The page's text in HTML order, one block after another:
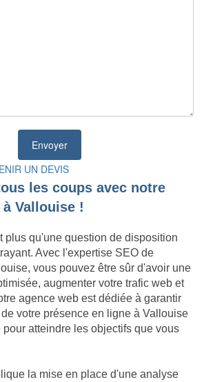
UN DEVIS
les coups avec notre
Vallouise !
plus qu'une question de disposition
Avec l'expertise SEO de
vous pouvez être sûr d'avoir une
augmenter votre trafic web et
agence web est dédiée à garantir
votre présence en ligne à Vallouise
atteindre les objectifs que vous
la mise en place d'une analyse